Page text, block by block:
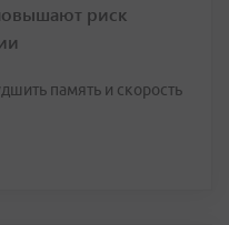
риск
память и скорость